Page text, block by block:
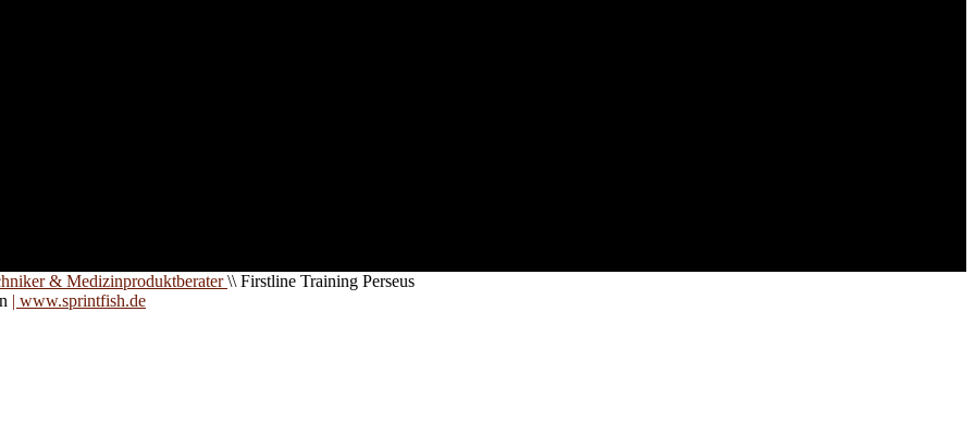
& Medizinproduktberater\\ Firstline Training Perseus
| www.sprintfish.de